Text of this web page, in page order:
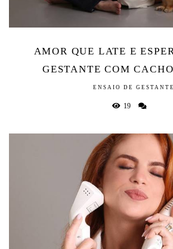
AMOR QUE LATE E
GESTANTE COM
ENSAIO DE GESTANTE
19